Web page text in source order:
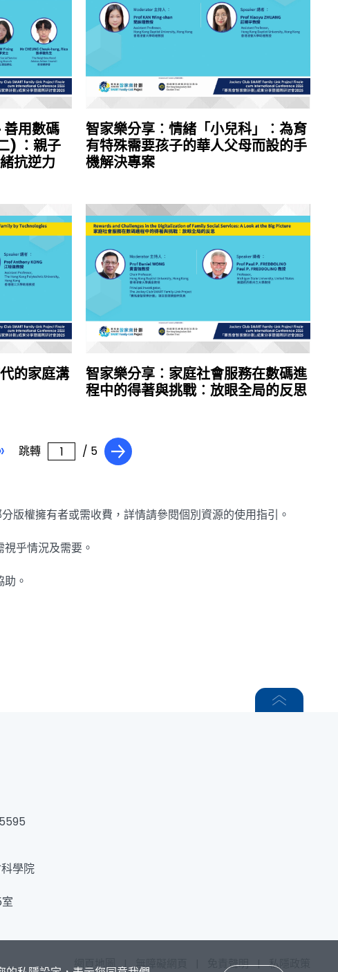
用數碼
) ：親子
抗逆力
智家樂分享︰情緒「小兒科」︰為育
有特殊需要孩子的華人父母而設的手
機解決專案
的家庭溝
智家樂分享︰家庭社會服務在數碼進
程中的得著與挑戰︰放眼全局的反思
跳轉 / 5
版權擁有者或需收費，詳情請參閱個別資源的使用指引。
乎情況及需要。
。
學院
網頁地圖|無障礙網頁 免責聲明|私隱政策